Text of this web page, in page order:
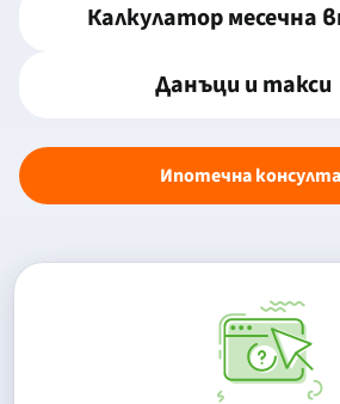
Калкулатор месечна
Данъци и такси
Ипотечна